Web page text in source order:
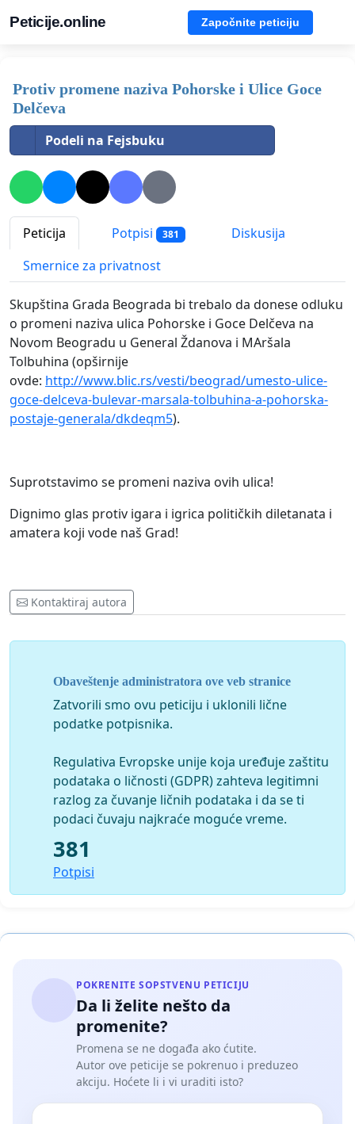
Peticije.online Započnite peticiju
Protiv promene naziva Pohorske i Ulice Goce
Delčeva
Podeli na Fejsbuku
Peticija Potpisi 381
Diskusija
Smernice za privatnost
Skupština Grada Beograda bi trebalo da donese odluku
o promeni naziva ulica Pohorske i Goce Delčeva na
Novom Beogradu u General Ždanova i MAršala
Tolbuhina (opširnije
ovde: http://www.blic.rs/vesti/beograd/umesto-ulice-
goce-delceva-bulevar-marsala-tolbuhina-a-pohorska-
postaje-generala/dkdeqm5).
Suprotstavimo se promeni naziva ovih ulica!
Dignimo glas protiv igara i igrica političkih diletanata i
amatera koji vode naš Grad!
Kontaktiraj autora
Obaveštenje administratora ove veb stranice
Zatvorili smo ovu peticiju i uklonili lične
podatke potpisnika.
Regulativa Evropske unije koja uređuje zaštitu
podataka o ličnosti (GDPR) zahteva legitimni
razlog za čuvanje ličnih podataka i da se ti
podaci čuvaju najkraće moguće vreme.
381
Potpisi
POKRENITE SOPSTVENU PETICIJU
Da li želite nešto da
promenite?
Promena se ne događa ako ćutite.
Autor ove peticije se pokrenuo i preduzeo
akciju. Hoćete li i vi uraditi isto?